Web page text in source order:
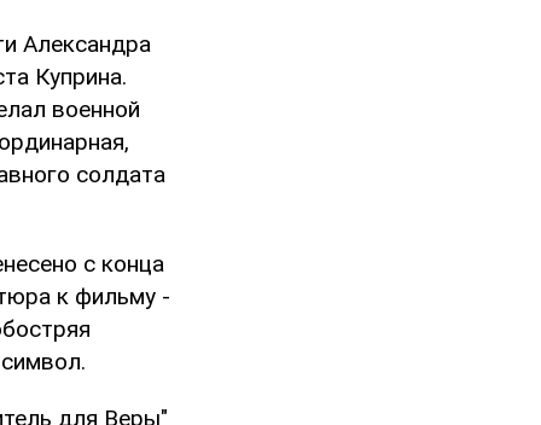
Александра
Куприна.
военной
солдата
с конца
к фильму -
для Веры"